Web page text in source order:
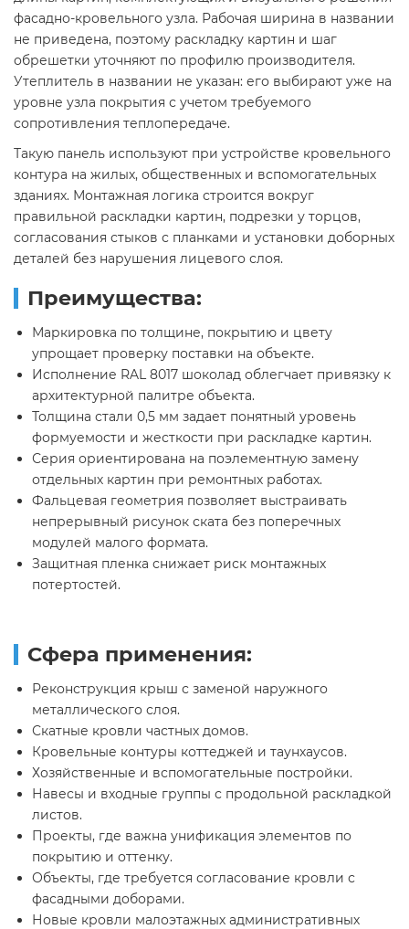
фасадно-кровельного узла. Рабочая ширина в названии
не приведена, поэтому раскладку картин и шаг
обрешетки уточняют по профилю производителя.
Утеплитель в названии не указан: его выбирают уже на
уровне узла покрытия с учетом требуемого
сопротивления теплопередаче.
Такую панель используют при устройстве кровельного
контура на жилых, общественных и вспомогательных
зданиях. Монтажная логика строится вокруг
правильной раскладки картин, подрезки у торцов,
согласования стыков с планками и установки доборных
деталей без нарушения лицевого слоя.
Преимущества:
Маркировка по толщине, покрытию и цвету
упрощает проверку поставки на объекте.
Исполнение RAL 8017 шоколад облегчает привязку к
архитектурной палитре объекта.
Толщина стали 0,5 мм задает понятный уровень
формуемости и жесткости при раскладке картин.
Серия ориентирована на поэлементную замену
отдельных картин при ремонтных работах.
Фальцевая геометрия позволяет выстраивать
непрерывный рисунок ската без поперечных
модулей малого формата.
Защитная пленка снижает риск монтажных
потертостей.
Сфера применения:
Реконструкция крыш с заменой наружного
металлического слоя.
Скатные кровли частных домов.
Кровельные контуры коттеджей и таунхаусов.
Хозяйственные и вспомогательные постройки.
Навесы и входные группы с продольной раскладкой
листов.
Проекты, где важна унификация элементов по
покрытию и оттенку.
Объекты, где требуется согласование кровли с
фасадными доборами.
Новые кровли малоэтажных административных